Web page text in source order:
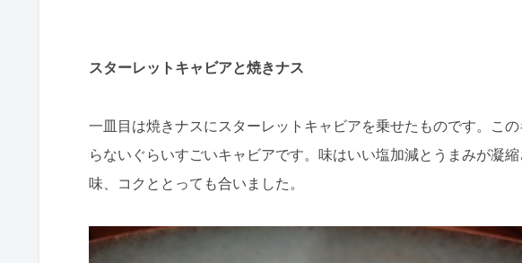
スターレットキャビアと焼きナス
一皿目は焼きナスにスターレットキャビアを乗せたものです。こ
らないぐらいすごいキャビアです。味はいい塩加減とうまみが凝
味、コクととっても合いました。